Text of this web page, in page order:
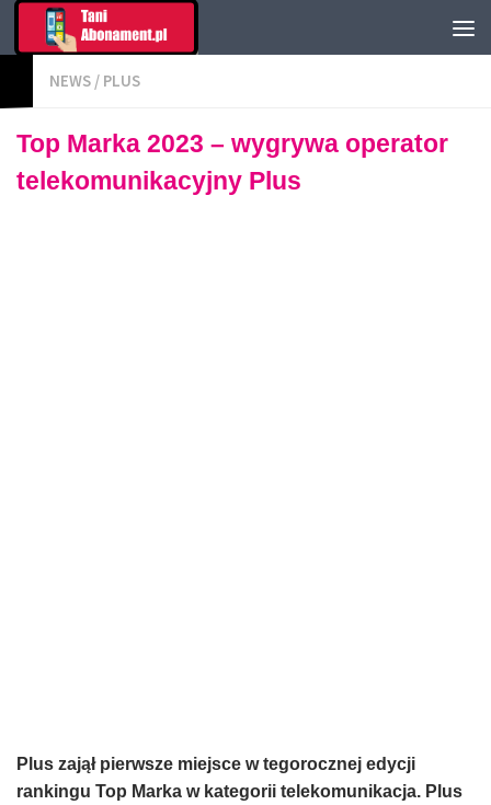
NEWS / PLUS
Top Marka 2023 – wygrywa operator
telekomunikacyjny Plus
Plus zajął pierwsze miejsce w tegorocznej edycji
rankingu Top Marka w kategorii telekomunikacja. Plus